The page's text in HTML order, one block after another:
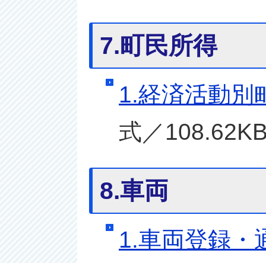
7.町民所得
1.経済活動別
式／
8.車両
1.車両登録・